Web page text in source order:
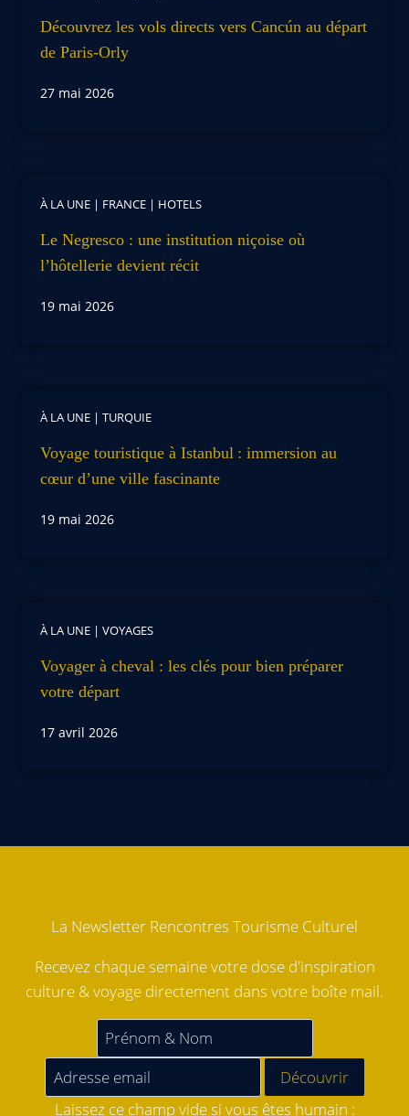
Découvrez les vols directs vers Cancún au départ
de Paris-Orly
27 mai 2026
À LA UNE | FRANCE | HOTELS
Le Negresco : une institution niçoise où
l’hôtellerie devient récit
19 mai 2026
À LA UNE | TURQUIE
Voyage touristique à Istanbul : immersion au
cœur d’une ville fascinante
19 mai 2026
À LA UNE | VOYAGES
Voyager à cheval : les clés pour bien préparer
votre départ
17 avril 2026
La Newsletter Rencontres Tourisme Culturel
Recevez chaque semaine votre dose d'inspiration
culture & voyage directement dans votre boîte mail.
Laissez ce champ vide si vous êtes humain :